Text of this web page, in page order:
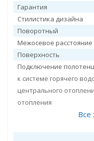
Гарантия
Стилистика дизайна
Поворотный
Межосевое
Поверхность
Подключение
к системе горячего
центрального
отопления
Все